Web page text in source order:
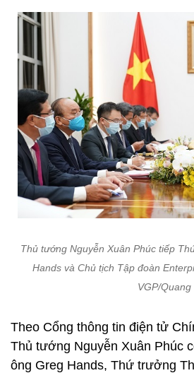
Thủ tướng Nguyễn Xuân Phúc tiếp
Hands và Chủ tịch Tập đoàn
VGP/Quang
Theo Cổng thông tin điện tử
Thủ tướng Nguyễn Xuân Phúc
ông Greg Hands, Thứ trưởng